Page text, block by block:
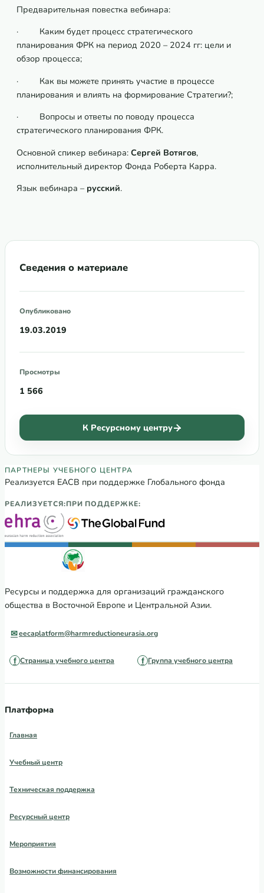
Предварительная повестка вебинара:
· Каким будет процесс стратегического
планирования ФРК на период 2020 – 2024 гг: цели и
обзор процесса;
· Как вы можете принять участие в процессе
планирования и влиять на формирование Стратегии?;
· Вопросы и ответы по поводу процесса
стратегического планирования ФРК.
Основной спикер вебинара: Сергей Вотягов,
исполнительный директор Фонда Роберта Карра.
Язык вебинара – русский.
Сведения о материале
Опубликовано
19.03.2019
Просмотры
1 566
К Ресурсному центру
Партнеры Регионального учебного
ПАРТНЕРЫ УЧЕБНОГО ЦЕНТРА
Реализуется ЕАСВ при поддержке Глобального фонда
РЕАЛИЗУЕТСЯ:ПРИ ПОДДЕРЖКЕ:
Ресурсы и поддержка для организаций гражданского
общества в Восточной Европе и Центральной Азии.
eecaplatform@harmreductioneurasia.org
Страница учебного центра Группа учебного центра
Платформа
Главная
Учебный центр
Техническая поддержка
Ресурсный центр
Мероприятия
Возможности финансирования